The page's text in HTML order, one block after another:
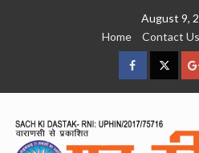
August 9,
Home
Contact Us
facebook